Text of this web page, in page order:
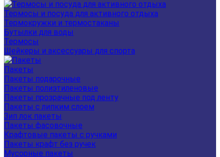
Термосы и посуда для активного отдыха
Термокружки и термостаканы
Бутылки для воды
Термосы
Шейкеры и аксессуары для спорта
Пакеты
Пакеты подарочные
Пакеты полиэтиленовые
Пакеты прозрачные под ленту
Пакеты с липким слоем
Зип лок пакеты
Пакеты фасовочные
Крафтовые пакеты с ручками
Пакеты крафт без ручек
Мусорные пакеты